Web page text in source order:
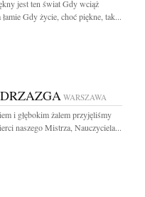
jest ten świat Gdy wciąż
Gdy życie, choć piękne, tak...
WARSZAWA
i głębokim żalem przyjęliśmy
naszego Mistrza, Nauczyciela...